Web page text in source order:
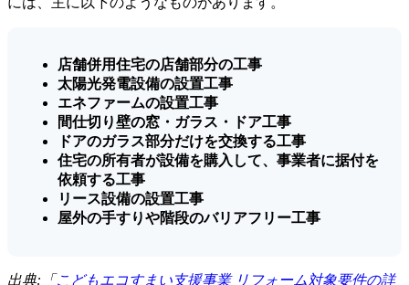
店舗併用住宅の店舗部分の工事
太陽光発電設備の設置工事
エネファームの設置工事
間仕切り壁の窓・ガラス・ドア工事
ドアのガラス部分だけを交換する工事
住宅の所有者が設備を購入して、事業者に据付を
依頼する工事
リース設備の設置工事
屋外の手すりや階段のバリアフリー工事
出典:「 こどもエコすまい支援事業 リフォーム対象要件の詳